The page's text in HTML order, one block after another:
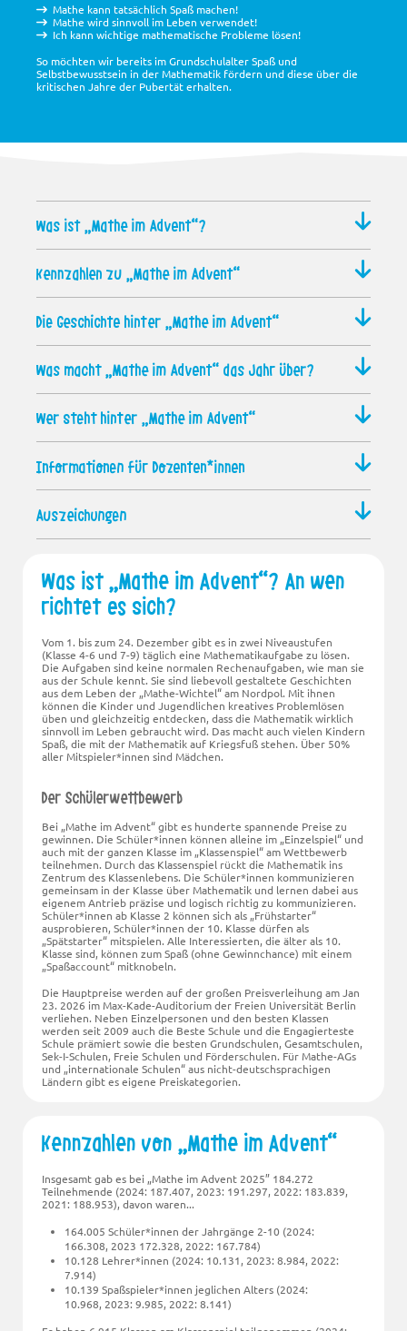
Mathe kann tatsächlich Spaß machen!
Mathe wird sinnvoll im Leben verwendet!
Ich kann wichtige mathematische Probleme lösen!
So möchten wir bereits im Grundschulalter Spaß und
Selbstbewusstsein in der Mathematik fördern und diese über die
kritischen Jahre der Pubertät erhalten.
Was ist „Mathe im Advent“?
Kennzahlen zu „Mathe im Advent“
Die Geschichte hinter „Mathe im Advent“
Was macht „Mathe im Advent“ das Jahr über?
Wer steht hinter „Mathe im Advent“
Informationen für Dozenten*innen
Auszeichungen
Was ist „Mathe im Advent“? An wen
richtet es sich?
Vom 1. bis zum 24. Dezember gibt es in zwei Niveaustufen
(Klasse 4-6 und 7-9) täglich eine Mathematikaufgabe zu lösen.
Die Aufgaben sind keine normalen Rechenaufgaben, wie man sie
aus der Schule kennt. Sie sind liebevoll gestaltete Geschichten
aus dem Leben der Mathe-Wichtel am Nordpol. Mit ihnen
können die Kinder und Jugendlichen kreatives Problemlösen
üben und gleichzeitig entdecken, dass die Mathematik wirklich
sinnvoll im Leben gebraucht wird. Das macht auch vielen Kindern
Spaß, die mit der Mathematik auf Kriegsfuß stehen. Über 50%
aller Mitspieler*innen sind Mädchen.
Der Schülerwettbewerb
Bei „Mathe im Advent“ gibt es hunderte spannende Preise zu
gewinnen. Die Schüler*innen können alleine im Einzelspiel und
auch mit der ganzen Klasse im Klassenspiel am Wettbewerb
teilnehmen. Durch das Klassenspiel rückt die Mathematik ins
Zentrum des Klassenlebens. Die Schüler*innen kommunizieren
gemeinsam in der Klasse über Mathematik und lernen dabei aus
eigenem Antrieb präzise und logisch richtig zu kommunizieren.
Schüler*innen ab Klasse 2 können sich als Frühstarter
ausprobieren, Schüler*innen der 10. Klasse dürfen als
Spätstarter mitspielen. Alle Interessierten, die älter als 10.
Klasse sind, können zum Spaß (ohne Gewinnchance) mit einem
Spaßaccount mitknobeln.
Die Hauptpreise werden auf der großen Preisverleihung am Jan
23. 2026 im Max-Kade-Auditorium der Freien Universität Berlin
verliehen. Neben Einzelpersonen und den besten Klassen
werden seit 2009 auch die Beste Schule und die Engagierteste
Schule prämiert sowie die besten Grundschulen, Gesamtschulen,
Sek-I-Schulen, Freie Schulen und Förderschulen. Für Mathe-AGs
und
internationale Schulen aus nicht-deutschsprachigen
Ländern gibt es eigene Preiskategorien.
Kennzahlen von „Mathe im Advent“
Insgesamt gab es bei „Mathe im Advent 2025” 184.272
Teilnehmende (2024: 187.407, 2023: 191.297, 2022: 183.839,
2021: 188.953), davon waren...
164.005 Schüler*innen der Jahrgänge 2-10 (2024:
166.308, 2023 172.328, 2022: 167.784)
10.128 Lehrer*innen (2024: 10.131, 2023: 8.984, 2022:
7.914)
10.139 Spaßspieler*innen jeglichen Alters (2024:
10.968, 2023: 9.985, 2022: 8.141)